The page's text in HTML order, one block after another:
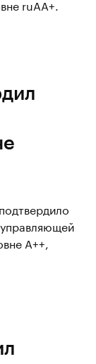
ruАА+.
управляющей
А++,